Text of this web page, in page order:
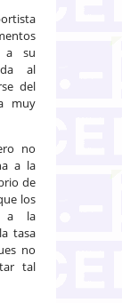
a su
al
del
muy
no
a la
de
los
a la
tasa
no
tal